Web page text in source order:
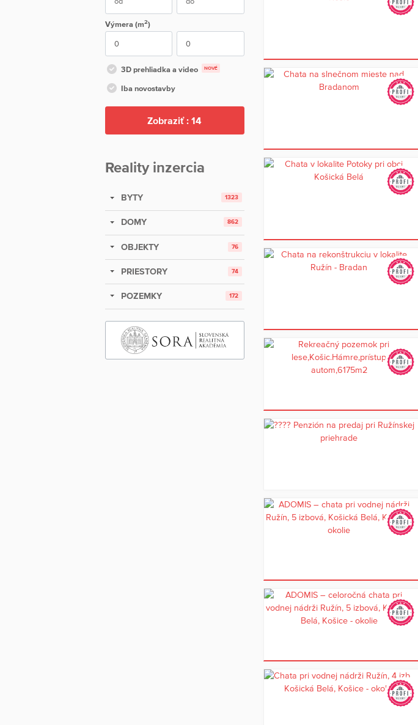
Výmera (m2)
3D prehliadka a video NOVÉ
Iba novostavby
Zobraziť :14
Reality inzercia
BYTY 1323
DOMY 862
OBJEKTY 76
PRIESTORY 74
POZEMKY 172